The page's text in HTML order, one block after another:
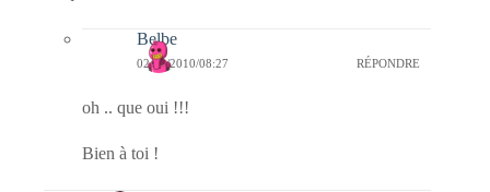
Belbe
02/12/2010/08:27 RÉPONDRE
oh .. que oui !!!
Bien à toi !